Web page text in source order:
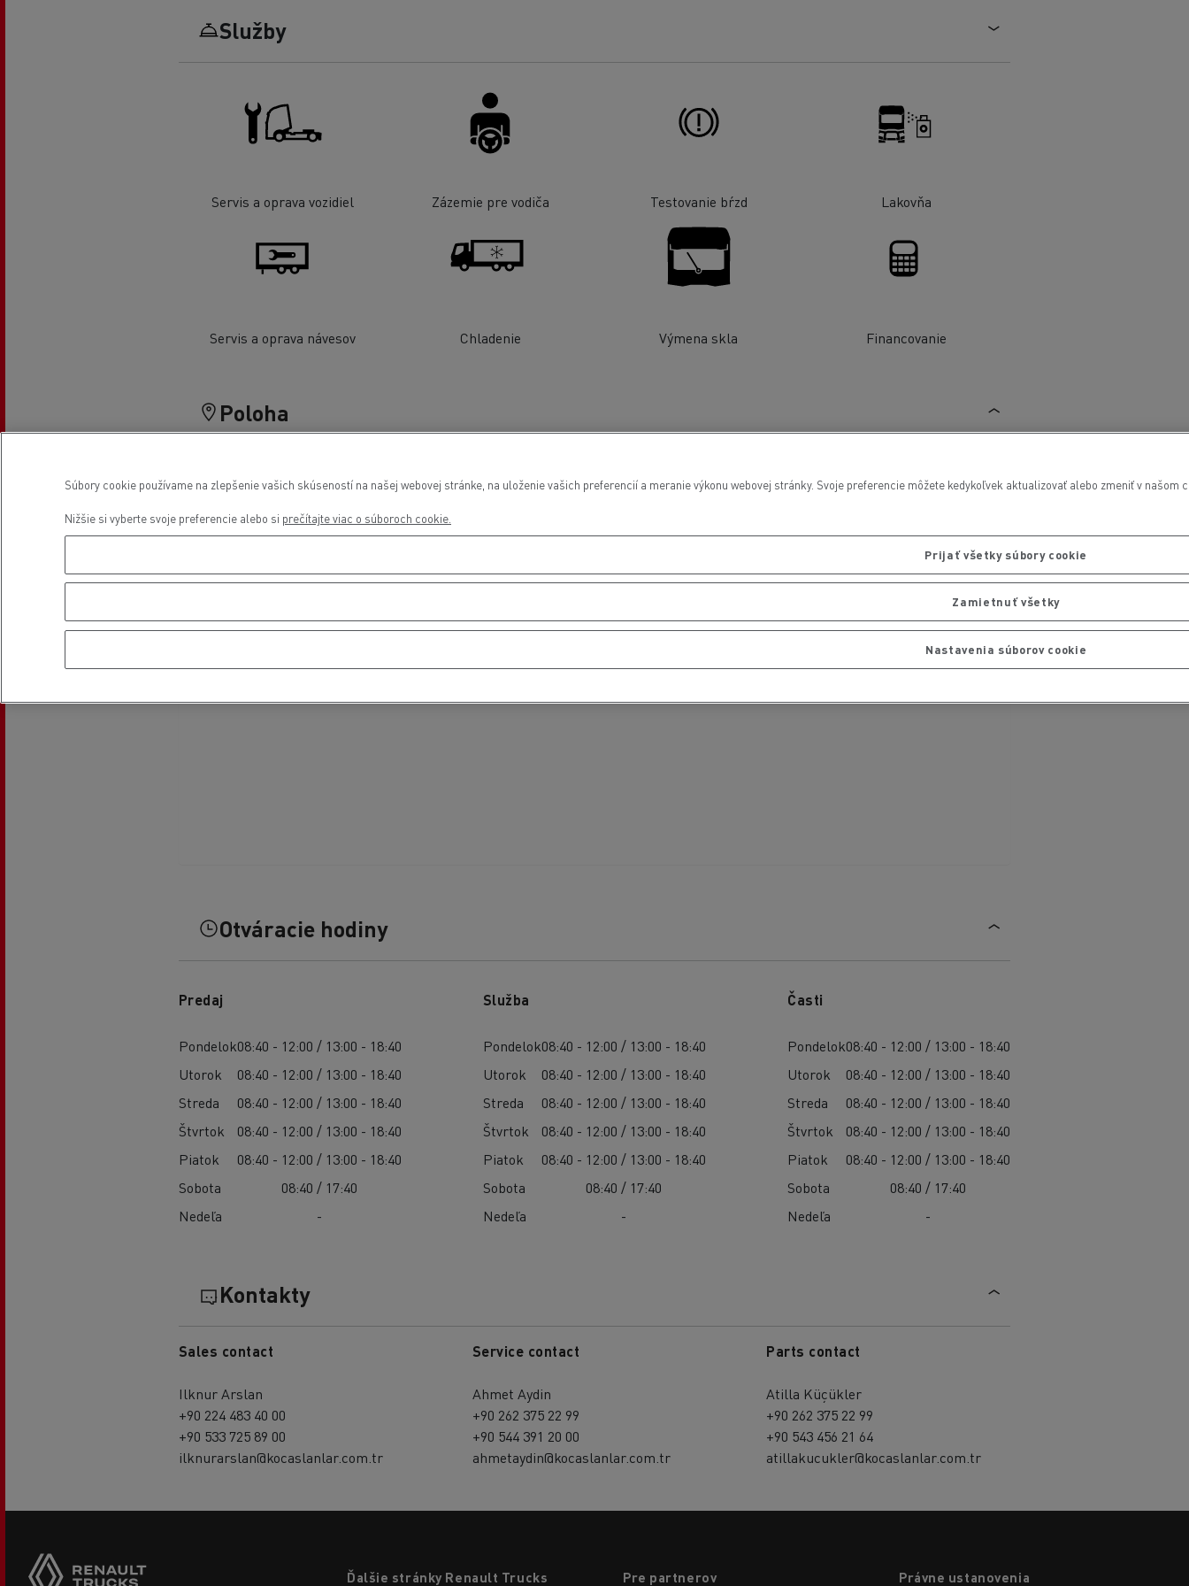
Služby
Servis a oprava vozidiel Zázemie pre vodiča Testovanie bŕzd Lakovňa
Servis a oprava návesov Chladenie Výmena skla Financovanie
Poloha
Otváracie hodiny
Predaj
Pondelok08:40 - 12:00 / 13:00 - 18:40
Utorok
08:40 - 12:00 / 13:00 - 18:40
Streda
08:40 - 12:00 / 13:00 - 18:40
Štvrtok
08:40 - 12:00 / 13:00 - 18:40
Piatok
08:40 - 12:00 / 13:00 - 18:40
Sobota
08:40 / 17:40
Nedeľa
-
Služba
Pondelok08:40 - 12:00 / 13:00 - 18:40
Utorok
08:40 - 12:00 / 13:00 - 18:40
Streda
08:40 - 12:00 / 13:00 - 18:40
Štvrtok
08:40 - 12:00 / 13:00 - 18:40
Piatok
08:40 - 12:00 / 13:00 - 18:40
Sobota
08:40 / 17:40
Nedeľa
-
Časti
Pondelok08:40 - 12:00 / 13:00 - 18:40
Utorok
08:40 - 12:00 / 13:00 - 18:40
Streda
08:40 - 12:00 / 13:00 - 18:40
Štvrtok
08:40 - 12:00 / 13:00 - 18:40
Piatok
08:40 - 12:00 / 13:00 - 18:40
Sobota
08:40 / 17:40
Nedeľa
-
Kontakty
Sales contact
Ilknur Arslan
+90 224 483 40 00
+90 533 725 89 00
ilknurarslan@kocaslanlar.com.tr
Service contact
Ahmet Aydin
+90 262 375 22 99
+90 544 391 20 00
ahmetaydin@kocaslanlar.com.tr
Parts contact
Atilla Küçükler
+90 262 375 22 99
+90 543 456 21 64
atillakucukler@kocaslanlar.com.tr
Ďalšie stránky Renault Trucks Pre partnerov Právne ustanovenia
Súbory cookie používame na zlepšenie vašich skúseností na našej webovej stránke, na uloženie vašich preferencií a meranie výkonu webovej stránky. Svoje preferencie môžete kedykoľvek aktualizovať alebo zmeniť v
Nižšie si vyberte svoje preferencie alebo si prečítajte viac o súboroch cookie.
Prijať všetky súbory cookie
Zamietnuť všetky
Nastavenia súborov cookie